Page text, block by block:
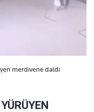
merdivene daldı